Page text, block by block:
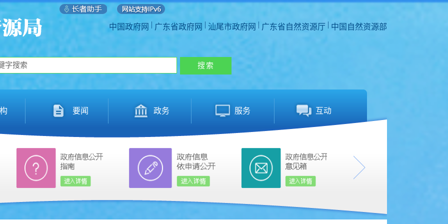
中国政府网 | 广东省政府网 | 汕尾市政府网 | 广东省自然资源厅 | 中国自然资源部
要闻 政务 服务 互动